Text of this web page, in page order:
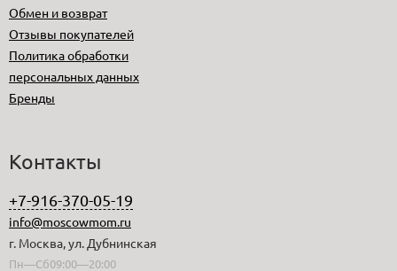
Обмен и возврат
Отзывы покупателей
Политика обработки
персональных данных
Бренды
Контакты
+7-916-370-05-19
info@moscowmom.ru
г. Москва, ул. Дубнинская
Пн—Сб09:00—20:00